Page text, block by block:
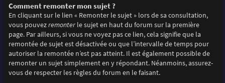
Comment remonter mon sujet ?
En cliquant sur le lien « Remonter le sujet » lors de sa consultation,
vous pouvezremonterle sujet en haut du forum sur la première
page. Par ailleurs, si vous ne voyez pas ce lien, cela signifie que la
remontée de sujet est désactivée ou que l’intervalle de temps pour
autoriser la remontée n’est pas atteint. Il est également possible de
remonter un sujet simplement en y répondant. Néanmoins, assurez-
vous de respecter les règles du forum en le faisant.